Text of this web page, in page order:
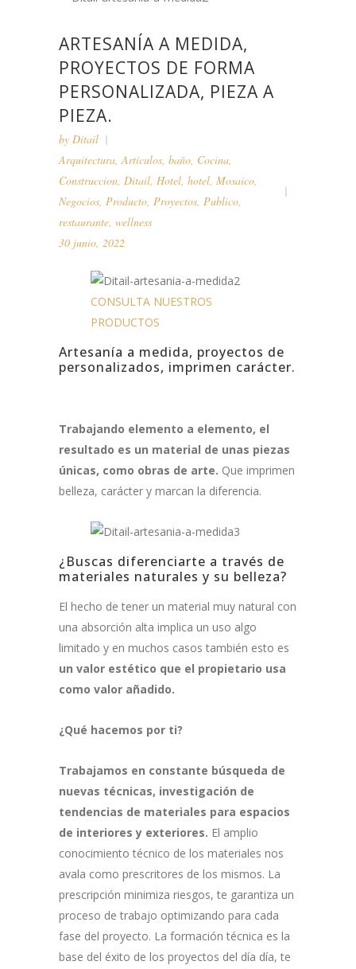
ARTESANÍA A MEDIDA,
PROYECTOS DE FORMA
PERSONALIZADA, PIEZA A
PIEZA.
by Ditail
Arquitectura,Artículos, baño, Cocina,
Construccion, Ditail, Hotel, hotel, Mosaico,
Negocios, Producto, Proyectos, Publico,
restaurante, wellness
30 junio, 2022
CONSULTA NUESTROS
PRODUCTOS
Artesanía a medida, proyectos de
personalizados, imprimen carácter.
Trabajando elemento a elemento, el
resultado es un material de unas piezas
únicas, como obras de arte. Que imprimen
belleza, carácter y marcan la diferencia.
¿Buscas diferenciarte a través de
materiales naturales y su belleza?
El hecho de tener un material muy natural con
una absorción alta implica un uso algo
limitado y en muchos casos también esto es
un valor estético que el propietario usa
como valor añadido.
¿Qué hacemos por ti?
Trabajamos en constante búsqueda de
nuevas técnicas, investigación de
tendencias de materiales para espacios
de interiores y exteriores. El amplio
conocimiento técnico de los materiales nos
avala como prescritores de los mismos. La
prescripción minimiza riesgos, te garantiza un
proceso de trabajo optimizando para cada
fase del proyecto. La formación técnica es la
base del éxito de los proyectos del día día, te